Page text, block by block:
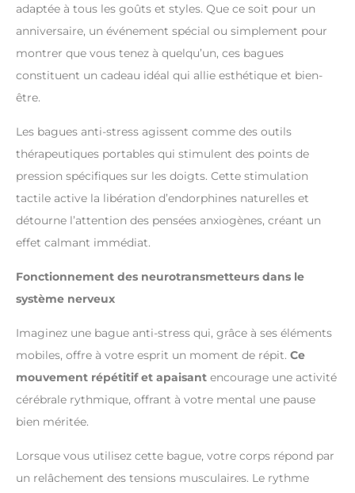
adaptée à tous les goûts et styles. Que ce soit pour un
anniversaire, un événement spécial ou simplement pour
montrer que vous tenez à quelqu’un, ces bagues
constituent un cadeau idéal qui allie esthétique et bien-
être.
Les bagues anti-stress agissent comme des outils
thérapeutiques portables qui stimulent des points de
pression spécifiques sur les doigts. Cette stimulation
tactile active la libération d’endorphines naturelles et
détourne l’attention des pensées anxiogènes, créant un
effet calmant immédiat.
Fonctionnement des neurotransmetteurs dans le
système nerveux
Imaginez une bague anti-stress qui, grâce à ses éléments
mobiles, offre à votre esprit un moment de répit. Ce
mouvement répétitif et apaisant encourage une activité
cérébrale rythmique, offrant à votre mental une pause
bien méritée.
Lorsque vous utilisez cette bague, votre corps répond par
un relâchement des tensions musculaires. Le rythme